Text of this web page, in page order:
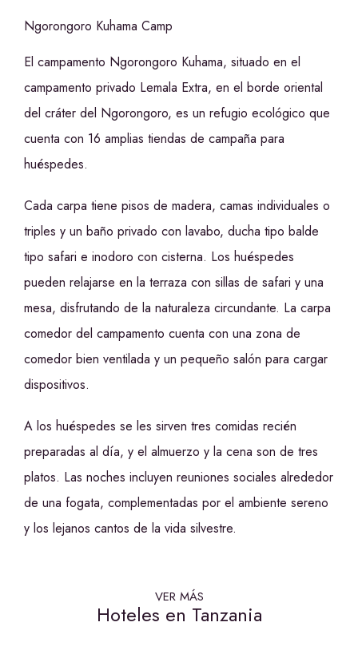
Ngorongoro Kuhama Camp
El campamento Ngorongoro Kuhama, situado en el
campamento privado Lemala Extra, en el borde oriental
del cráter del Ngorongoro, es un refugio ecológico que
cuenta con 16 amplias tiendas de campaña para
huéspedes.
Cada carpa tiene pisos de madera, camas individuales o
triples y un baño privado con lavabo, ducha tipo balde
tipo safari e inodoro con cisterna. Los huéspedes
pueden relajarse en la terraza con sillas de safari y una
mesa, disfrutando de la naturaleza circundante. La carpa
comedor del campamento cuenta con una zona de
comedor bien ventilada y un pequeño salón para cargar
dispositivos.
A los huéspedes se les sirven tres comidas recién
preparadas al día, y el almuerzo y la cena son de tres
platos. Las noches incluyen reuniones sociales alrededor
de una fogata, complementadas por el ambiente sereno
y los lejanos cantos de la vida silvestre.
VER MÁS
Hoteles en Tanzania